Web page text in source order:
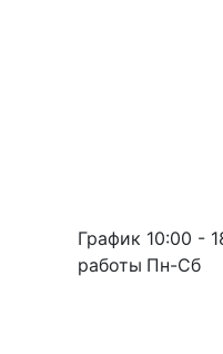
График
работы
10:00 -
Пн-Сб